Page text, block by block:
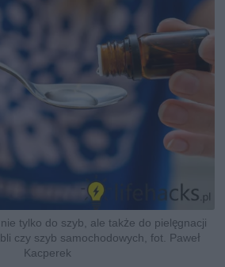
tylko do szyb, ale także do pielęgnacji
czy szyb samochodowych, fot. Paweł
Kacperek